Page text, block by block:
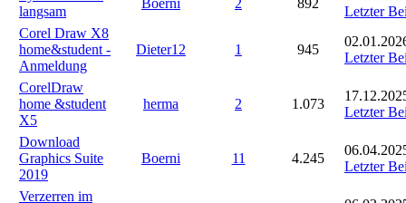
langsam
Boerni 2 892
Letzter
Corel Draw X8
home&student -
Anmeldung
Dieter12 1 945
Letzter
CorelDraw
home &student
X5
herma 2 1.073
Letzter
Download
Graphics Suite
2019
Boerni 11 4.245
Letzter
Verzerren im